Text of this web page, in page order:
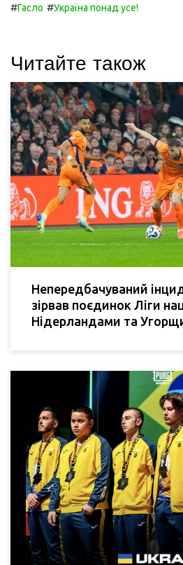
#Гасло #Україна понад усе!
Читайте також
Непередбачуваний
зірвав поєдинок Ліги
Нідерландами та